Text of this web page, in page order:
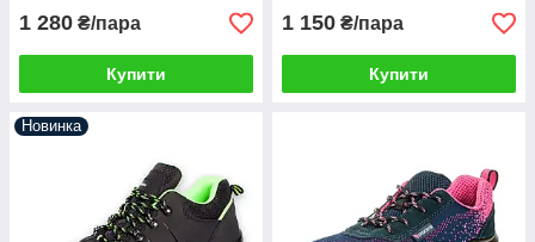
1 280 ₴/пара
Купити
1 150 ₴/пара
Купити
Новинка